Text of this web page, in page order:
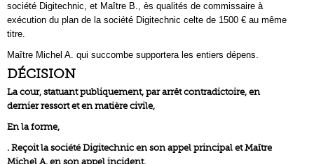
société Digitechnic, et Maître B., ès qualités de commissaire à
exécution du plan de la société Digitechnic celte de 1500 € au même
titre.
Maître Michel A. qui succombe supportera les entiers dépens.
DÉCISION
La cour, statuant publiquement, par arrêt contradictoire, en
dernier ressort et en matière civile,
En la forme,
. Reçoit la société Digitechnic en son appel principal et Maître
Michel A. en son appel incident,